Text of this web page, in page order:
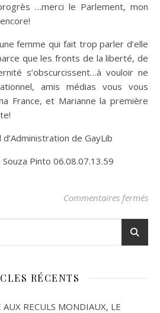
…merci le Parlement, mon
femme qui fait trop parler d’elle
que les fronts de la liberté, de
s’obscurcissent…à vouloir ne
amis médias vous vous
France, et Marianne la première
de GayLib
Pinto 06.08.07.13.59
Commentaires fermés
RÉCENTS
RECULS MONDIAUX, LE